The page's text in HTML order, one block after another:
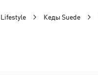
Lifestyle Кеды Suede